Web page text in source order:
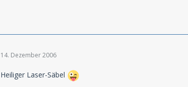
14. Dezember 2006
Heiliger Laser-Säbel